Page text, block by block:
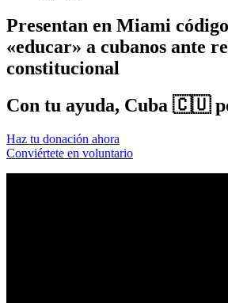
Presentan en Miami
«educar» a cubanos ante
constitucional
Con tu ayuda, Cuba 🇨🇺
Haz tu donación ahora
Conviértete en voluntario